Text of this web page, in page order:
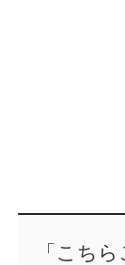
「こち